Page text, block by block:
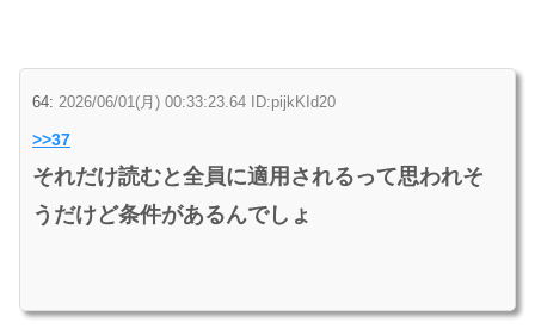
64: 2026/06/01(月) 00:33:23.64 ID:pijkKId20
>>37
それだけ読むと全員に適用されるって思われそ
うだけど条件があるんでしょ